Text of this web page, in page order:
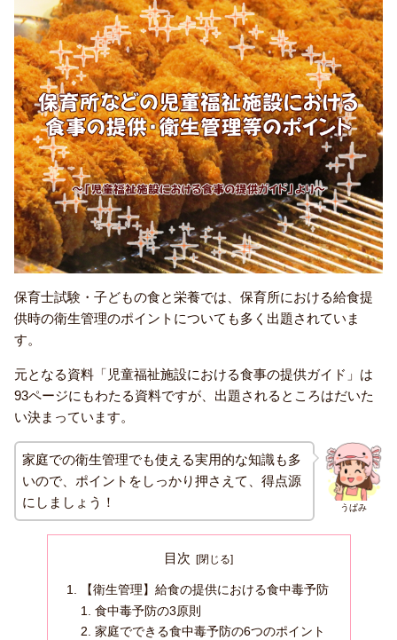
保育士試験・子どもの食と栄養では、保育所における給食提
供時の衛生管理のポイントについても多く出題されていま
す。
元となる資料「児童福祉施設における食事の提供ガイド」は
93ページにもわたる資料ですが、出題されるところはだいた
い決まっています。
うぱみ
家庭での衛生管理でも使える実用的な知識も多
いので、ポイントをしっかり押さえて、得点源
にしましょう！
目次
【衛生管理】給食の提供における食中毒予防
食中毒予防の3原則
家庭でできる食中毒予防の6つのポイント